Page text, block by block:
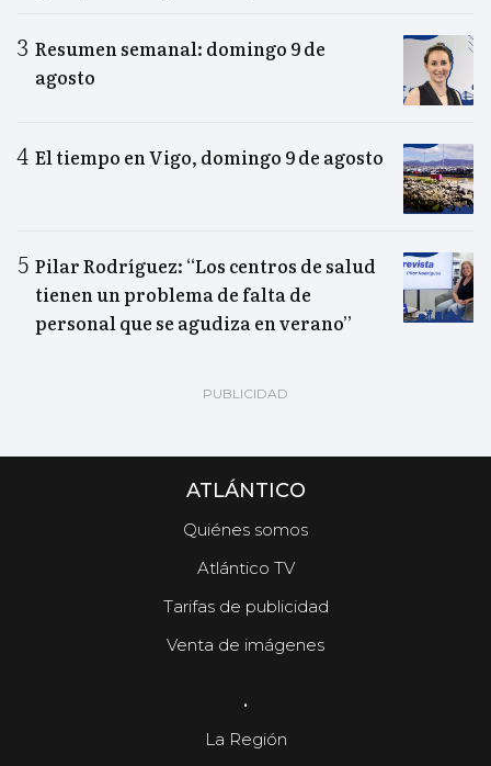
Resumen semanal: domingo 9 de
agosto
El tiempo en Vigo, domingo 9 de agosto
Pilar Rodríguez: “Los centros de salud
tienen un problema de falta de
personal que se agudiza en verano”
ATLÁNTICO
Quiénes somos
Atlántico TV
Tarifas de publicidad
Venta de imágenes
.
La Región